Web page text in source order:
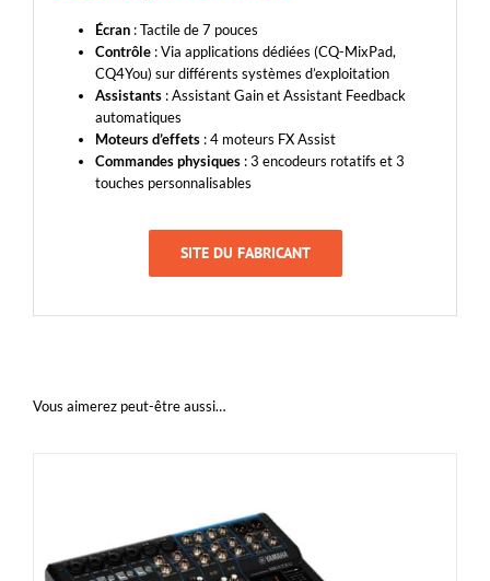
Écran: Tactile de 7 pouces
Contrôle: Via applications dédiées (CQ-MixPad,
CQ4You) sur différents systèmes d’exploitation
Assistants: Assistant Gain et Assistant Feedback
automatiques
Moteurs d’effets: 4 moteurs FX Assist
Commandes physiques: 3 encodeurs rotatifs et 3
touches personnalisables
SITE DU FABRICANT
Vous aimerez peut-être aussi…